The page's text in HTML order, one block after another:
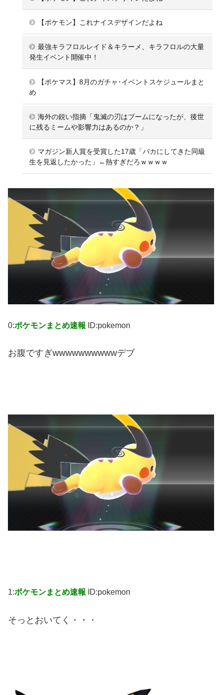
【ポケモン】これナイスデザインだよね
最強キラフロルレイド＆キラーメ、キラフロルの大量
発生イベント開催中！
【ポケマス】8月のガチャ･イベントスケジュールまと
め
海外の鋭い指摘「鬼滅の刃はブームになったが、後世
に残るミームや影響力はあるのか？」
マガジン新人賞を受賞した17歳「バカにしてきた同級
生を見返したかった」←熱すぎだろｗｗｗｗ
0:ポケモンまとめ速報 ID:pokemon
お腹ですぎwwwwwwwwwwデブ
1:ポケモンまとめ速報 ID:pokemon
そっとおいてく・・・